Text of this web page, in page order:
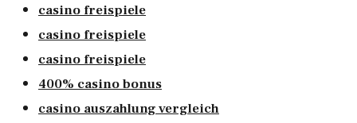
casino freispiele
casino freispiele
casino freispiele
400% casino bonus
casino auszahlung vergleich